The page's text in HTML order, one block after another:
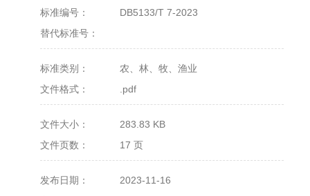
标准编号：
DB5133/T 7-2023
替代标准号：
标准类别：
农、林、牧、渔业
文件格式：
.pdf
文件大小：
283.83 KB
文件页数：
17 页
发布日期：
2023-11-16